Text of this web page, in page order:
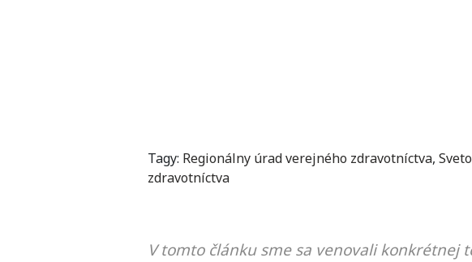
Tagy: Regionálny úrad verejného zdravotníctva,
zdravotníctva
V tomto článku sme sa venovali konkrétnej